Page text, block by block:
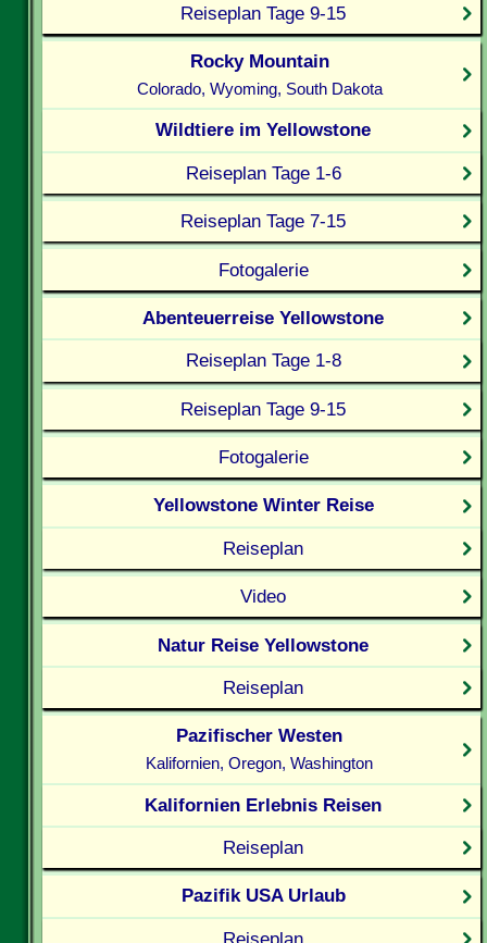
Reiseplan Tage 9-15
Rocky Mountain
Colorado, Wyoming, South Dakota
Wildtiere im Yellowstone
Reiseplan Tage 1-6
Reiseplan Tage 7-15
Fotogalerie
Abenteuerreise Yellowstone
Reiseplan Tage 1-8
Reiseplan Tage 9-15
Fotogalerie
Yellowstone Winter Reise
Reiseplan
Video
Natur Reise Yellowstone
Reiseplan
Pazifischer Westen
Kalifornien, Oregon, Washington
Kalifornien Erlebnis Reisen
Reiseplan
Pazifik USA Urlaub
Reiseplan